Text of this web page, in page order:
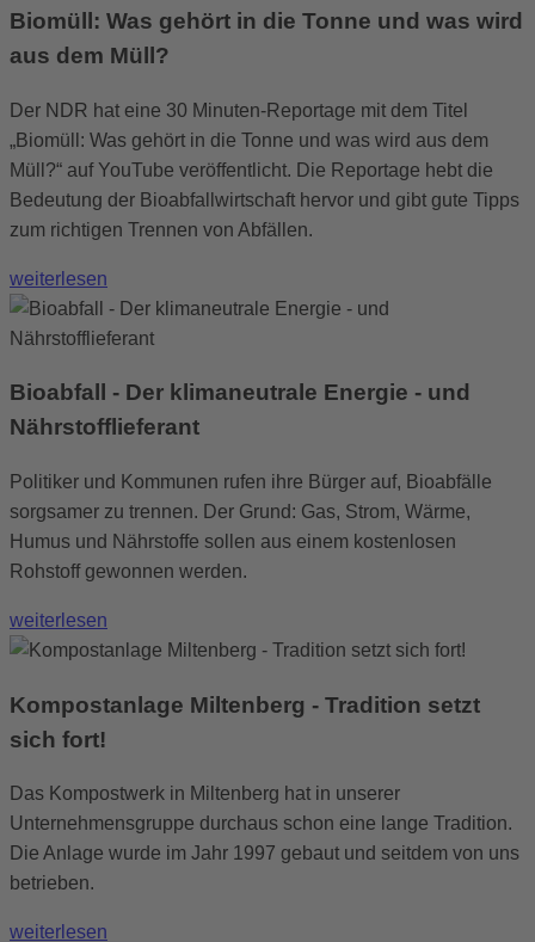
Biomüll: Was gehört in die Tonne und was wird
aus dem Müll?
Der NDR hat eine 30 Minuten-Reportage mit dem Titel
„Biomüll: Was gehört in die Tonne und was wird aus dem
Müll?“ auf YouTube veröffentlicht. Die Reportage hebt die
Bedeutung der Bioabfallwirtschaft hervor und gibt gute Tipps
zum richtigen Trennen von Abfällen.
weiterlesen
Bioabfall - Der klimaneutrale Energie - und
Nährstofflieferant
Politiker und Kommunen rufen ihre Bürger auf, Bioabfälle
sorgsamer zu trennen. Der Grund: Gas, Strom, Wärme,
Humus und Nährstoffe sollen aus einem kostenlosen
Rohstoff gewonnen werden.
weiterlesen
Kompostanlage Miltenberg - Tradition setzt
sich fort!
Das Kompostwerk in Miltenberg hat in unserer
Unternehmensgruppe durchaus schon eine lange Tradition.
Die Anlage wurde im Jahr 1997 gebaut und seitdem von uns
betrieben.
weiterlesen